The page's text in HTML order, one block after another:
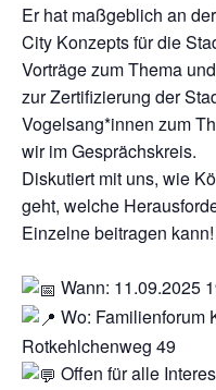
Er hat maßgeblich an
City Konzepts für die
Vorträge zum Thema
zur Zertifizierung der
Vogelsang*innen zum
wir im Gesprächskreis.
Diskutiert mit uns, wie
geht, welche
Einzelne beitragen kann!
Wann: 11.09.2025
Wo: Familienforum
Rotkehlchenweg 49
Offen für alle